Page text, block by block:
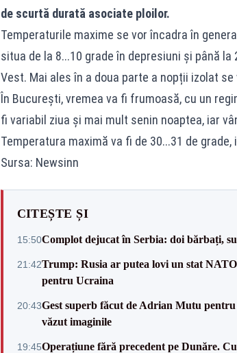
de scurtă durată asociate ploilor.
Temperaturile maxime se vor încadra în
situa de la 8...10 grade în depresiuni și până
Vest. Mai ales în a doua parte a nopții izolat
În București, vremea va fi frumoasă, cu un
fi variabil ziua și mai mult senin noaptea, iar
Temperatura maximă va fi de 30...31 de
Sursa: Newsinn
CITEȘTE ȘI
15:50Complot dejucat în Serbia: doi bărbați,
21:42Trump: Rusia ar putea lovi un stat NATO
pentru Ucraina
20:43Gest superb făcut de Adrian Mutu pentru
văzut imaginile
19:45Operațiune fără precedent pe Dunăre.